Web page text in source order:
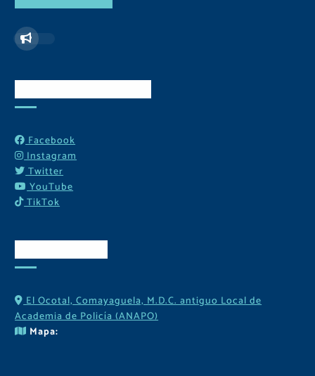
Facebook
Instagram
Twitter
YouTube
TikTok
El Ocotal, Comayaguela, M.D.C. antiguo Local de
Academia de Policía (ANAPO)
Mapa: